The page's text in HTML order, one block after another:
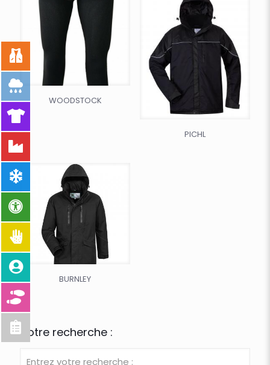
WOODSTOCK
PICHL
BURNLEY
Votre recherche :